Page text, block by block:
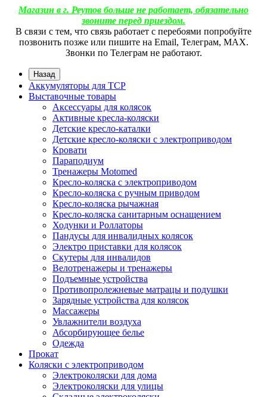
Магазин в г. Реутов больше не работает, обязательно
звоните перед приездом.
В связи с тем, что связь работает с перебоями попробуйте
позвонить позже или пишите на Email, Телеграм, МАХ.
Звонки по Телеграм не работают.
Назад
Аккумуляторы для ТСР
Выставочные товары
Аксессуары для колясок
Активные кресла-коляски
Детские кресло-каталки
Детские кресло-коляски с электроприводом
Кровати
Параподиум
Тренажеры Motomed
Кресло-коляска с электроприводом
Кресло-коляска с ручным приводом
Кресло-коляска рычажная
Кресло-коляска санитарным оснащением
Ходунки и Роллаторы
Пандусы для инвалидных колясок
Электро приставки для колясок
Скутеры для инвалидов
Велотренажеры и тренажеры
Подъемные устройства
Противопролежневые матрацы и подушки
Зарядные устройства для колясок
Массажеры
Увлажнители воздуха
Абсорбирующее белье
Одежда
Прокат
Коляски с электроприводом
Электроколяски для дома
Электроколяски для улицы